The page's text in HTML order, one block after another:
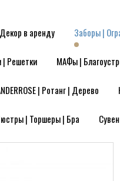
Декор в аренду Заборы |
Решетки МАФы |
| Ротанг | Дерево
| Торшеры | Бра